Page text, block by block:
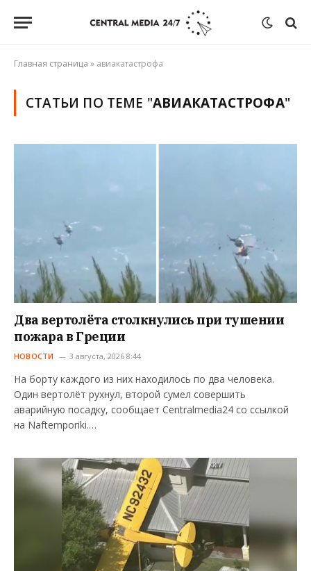
Главная страница » авиакатастрофа
СТАТЬИ ПО ТЕМЕ "АВИАКАТАСТРОФА"
Два вертолёта столкнулись при тушении
пожара в Греции
НОВОСТИ 3 августа, 2026 8:44
На борту каждого из них находилось по два человека.
Один вертолёт рухнул, второй сумел совершить
аварийную посадку, сообщает Centralmedia24 со ссылкой
на Naftemporiki.…